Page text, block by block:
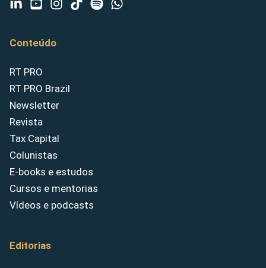
Conteúdo
RT PRO
RT PRO Brazil
Newsletter
Revista
Tax Capital
Colunistas
E-books e estudos
Cursos e mentorias
Vídeos e podcasts
Editorias